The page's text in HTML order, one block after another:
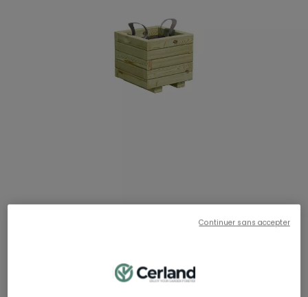
Longueur
Continuer sans accepter